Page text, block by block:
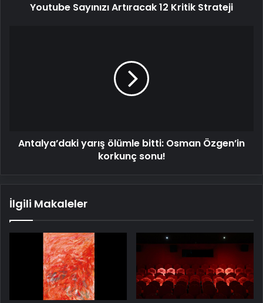
Youtube Sayınızı Artıracak 12 Kritik Strateji
Antalya’daki yarış ölümle bitti: Osman Özgen’in
korkunç sonu!
İlgili Makaleler